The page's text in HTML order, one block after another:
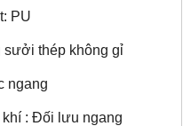
PU
sưởi thép không gỉ
ngang
: Đối lưu ngang